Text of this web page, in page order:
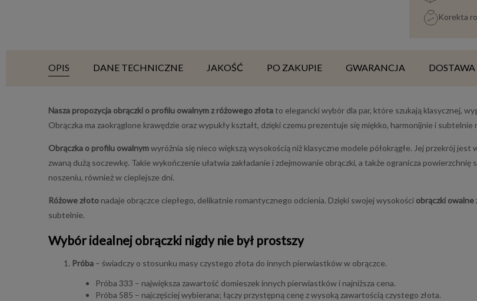
Korekta
OPIS DANE TECHNICZNE JAKOŚĆ PO ZAKUPIE GWARANCJA DOSTAWA
Nasza propozycja obrączki o profilu owalnym z różowego złota to elegancki wybór dla par, które szukają klasycznej,
Obrączka ma zaokrąglone krawędzie oraz wypukły kształt, dzięki czemu prezentuje się miękko, harmonijnie i subtelnie
Obrączka o profilu owalnymwyróżnia się nieco większą wysokością niż klasyczne modele półokrągłe. Jej przekrój
zwaną dużą soczewkę. Takie wykończenie ułatwia zakładanie i zdejmowanie obrączki, a także ogranicza
noszeniu, również w cieplejsze dni.
Różowe złoto nadaje obrączce ciepłego, delikatnie romantycznego odcienia. Dzięki swojej wysokości obrączki owalne
subtelnie.
Wybór idealnej obrączki nigdy nie był prostszy
Próba – świadczy o stosunku masy czystego złota do innych pierwiastków w obrączce.
Próba 333 – największa zawartość domieszek innych pierwiastków i najniższa cena.
Próba 585 – najczęściej wybierana; łączy przystępną cenę z wysoką zawartością czystego złota.